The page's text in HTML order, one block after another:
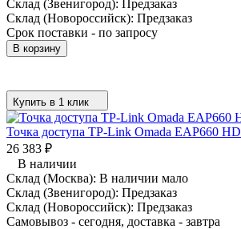
Склад (Звенигород):
Предзаказ
Склад (Новороссийск): Предзаказ
Срок поставки - по запросу
В корзину
Купить в 1 клик
Точка доступа TP-Link Omada EAP660 HD
26 383 ₽
В наличии
Склад (Москва): В наличии мало
Склад (Звенигород): Предзаказ
Склад (Новороссийск): Предзаказ
Самовывоз - сегодня, доставка - завтра